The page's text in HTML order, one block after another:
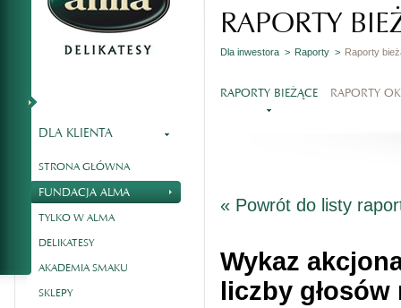
DLA KLIENTA
STRONA GŁÓWNA
FUNDACJA ALMA
TYLKO W ALMA
DELIKATESY
AKADEMIA SMAKU
SKLEPY
RAPORTY
Dla inwestora > Raporty > Raporty
RAPORTY BIEŻĄCE RAPORTY
« Powrót do listy
Wykaz
liczby głosów